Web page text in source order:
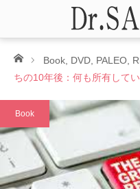
ホームBook DVD PALEO
ちの10年後：何も所有して
Book